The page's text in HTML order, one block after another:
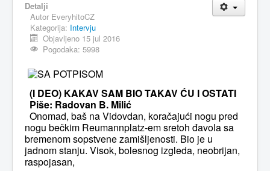
MAGAZIN
FELJTON
PISMA ČITALACA
IMPRESUM
Detalji
Autor EveryhitoCZ
Kategorija: Intervju
Objavljeno 15 jul 2016
Pogodaka: 5998
(I DEO) KAKAV SAM BIO TAKAV ĆU I OSTATI
Piše: Radovan B. Milić
Onomad, baš na Vidovdan, koračajući nogu pred
nogu bečkim Reumannplatz-em sretoh đavola sa
bremenom sopstvene zamišljenosti. Bio je u
jadnom stanju. Visok, bolesnog izgleda, neobrijan,
raspojasan,